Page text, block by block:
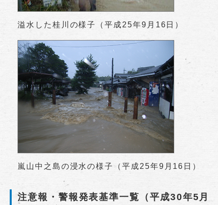
溢水した桂川の様子（平成25年9月16日）
嵐山中之島の浸水の様子（平成25年9月16日）
注意報・警報発表基準一覧（平成30年5月